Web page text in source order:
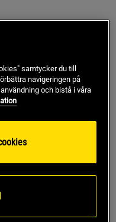
Björn Borg erbjuder
trippelpaket.
samtycker du till
navigeringen på
och bistå i våra